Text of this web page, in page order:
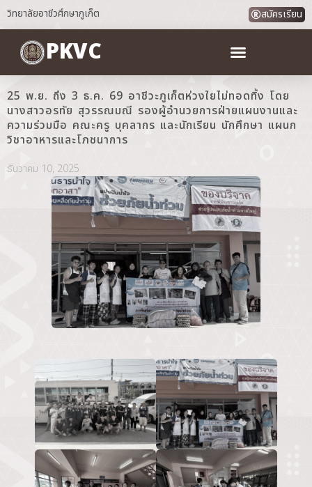
วิทยาลัยอาชีวศึกษาภูเก็ต สมัครเรียน
PKVC
25 พ.ย. ถึง 3 ธ.ค. 69 อาชีวะภูเก็ตห่วงใยไม่ทอดทิ้ง โดย
นางสาวอรทัย สุวรรณมณี รองผู้อำนวยการฝ่ายแผนงานและ
ความร่วมมือ คณะครู บุคลากร และนักเรียน นักศึกษา แผนก
วิชาอาหารและโภชนาการ
ธันวาคม 10, 2025